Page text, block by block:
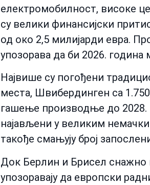
електромобилност, високе
су велики финансијски
од око 2,5 милијарди евра.
упозорава да би 2026. година
Највише су погођени
места, Швибердинген са
гашење производње до 2028.
најављени у великим
такође смањују број
Док Берлин и Брисел снажно
упозоравају да европски